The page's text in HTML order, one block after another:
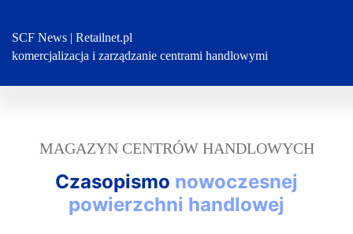
treściSCF News | Retailnet.pl
komercjalizacja i zarządzanie centrami handlowymi
MAGAZYN CENTRÓW HANDLOWYCH
Czasopismo nowoczesnej
powierzchni handlowej